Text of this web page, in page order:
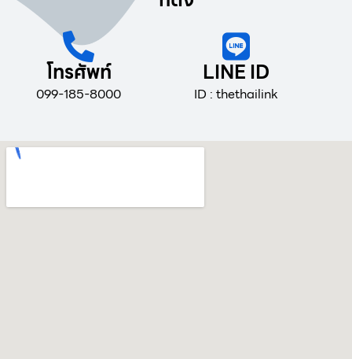
โทรศัพท์
099-185-8000
LINE ID
ID : thethailink